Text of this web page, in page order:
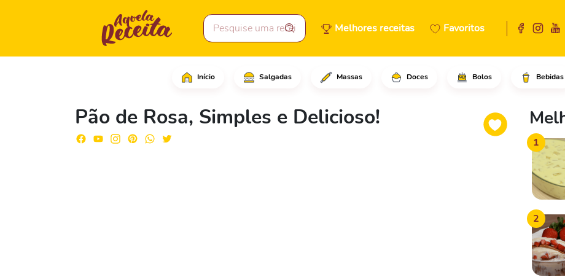
Melhores receitas Favoritos
Início Salgadas Massas Doces Bolos Bebidas
Pão de Rosa, Simples e Delicioso!
Em uma tigela, coloque o ovo, o óleo, o leite, o
1
2